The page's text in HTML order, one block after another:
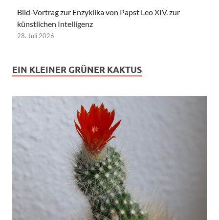
Bild-Vortrag zur Enzyklika von Papst Leo XIV. zur
künstlichen Intelligenz
28. Juli 2026
EIN KLEINER GRÜNER KAKTUS